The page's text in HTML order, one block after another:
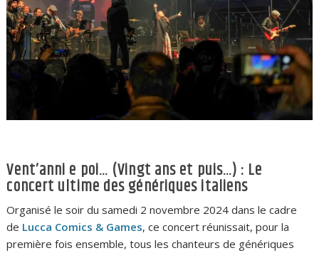
Vent’anni e poi… (Vingt ans et puis…) : Le
concert ultime des génériques italiens
Organisé le soir du samedi 2 novembre 2024 dans le cadre
de Lucca Comics & Games, ce concert réunissait, pour la
première fois ensemble, tous les chanteurs de génériques